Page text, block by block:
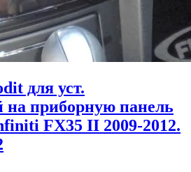
для уст.
на приборную панель
FX35 II 2009-2012.